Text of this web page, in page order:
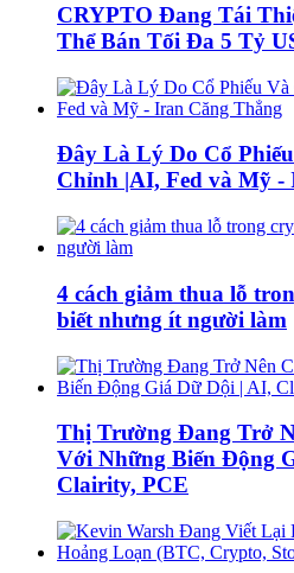
CRYPTO Đang Tái
Thể Bán Tối Đa 5 Tỷ
Đây Là Lý Do Cổ
Chỉnh |AI, Fed và Mỹ -
4 cách giảm thua lỗ
biết nhưng ít người làm
Thị Trường Đang Trở
Với Những Biến Động
Clairity, PCE